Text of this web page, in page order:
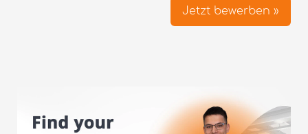
Jetzt bewerben »